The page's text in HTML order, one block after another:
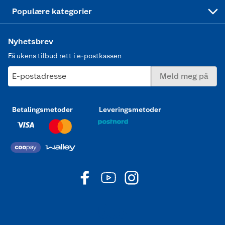
Populære kategorier
Nyhetsbrev
Få ukens tilbud rett i e-postkassen
E-postadresse Meld meg på
Betalingsmetoder Leveringsmetoder